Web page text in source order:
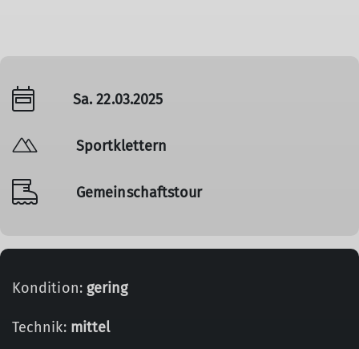
Sa. 22.03.2025
Sportklettern
Gemeinschaftstour
Kondition: gering
Technik: mittel